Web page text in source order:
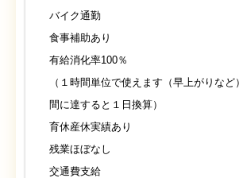
バイク通勤
食事補助あり
有給消化率100％
（１時間単位で使えます（早上がりなど
間に達すると１日換算）
育休産休実績あり
残業ほぼなし
交通費支給